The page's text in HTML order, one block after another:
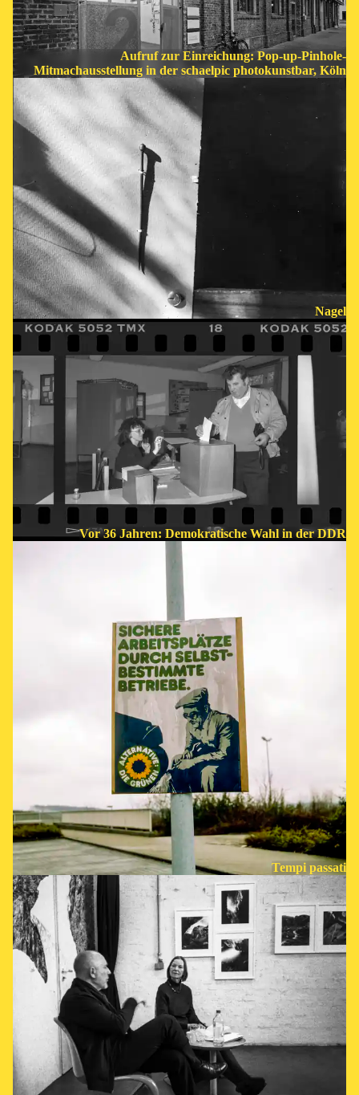
Aufruf zur Einreichung: Pop­-up­-Pinhole-
Mitmachausstellung in der schaelpic photokunstbar, Köln
Nagel
Vor 36 Jahren: Demokratische Wahl in der DDR
Tempi passati